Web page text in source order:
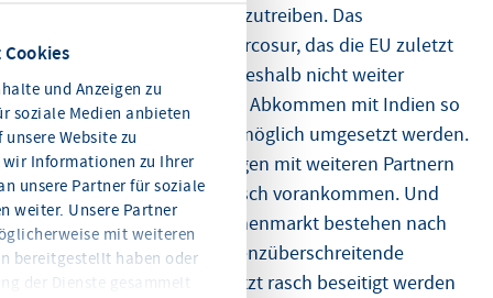
und Anzeigen zu
soziale Medien anbieten
Website zu
Informationen zu Ihrer
unsere Partner für soziale
weiter. Unsere Partner
mit weiteren
bereitgestellt haben oder
der Dienste gesammelt
Wachstumsregionen voranzutreiben. Das
Freihandelsabkommen Mercosur, das die EU zuletzt
ausverhandelt hat, sollte deshalb nicht weiter
blockiert und wie auch das Abkommen mit Indien so
zügig und umfassend wie möglich umgesetzt werden.
Die laufenden Verhandlungen mit weiteren Partnern
wie Indonesien müssen rasch vorankommen. Und
auch im Europäischen Binnenmarkt bestehen nach
wie vor Hürden, die das grenzüberschreitende
Geschäft behindern und jetzt rasch beseitigt werden